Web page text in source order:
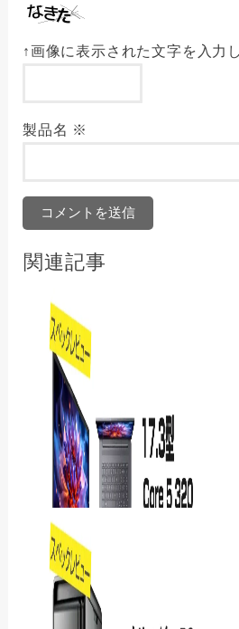
↑画像に表示された文字を入力
製品名 ※
関連記事